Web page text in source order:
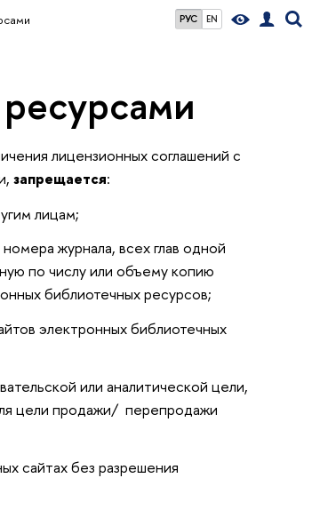
РУС EN
лицензионных соглашений с
запрещается:
лицам;
журнала, всех глав одной
по числу или объему копию
библиотечных ресурсов;
электронных библиотечных
или аналитической цели,
цели продажи/ перепродажи
сайтах без разрешения